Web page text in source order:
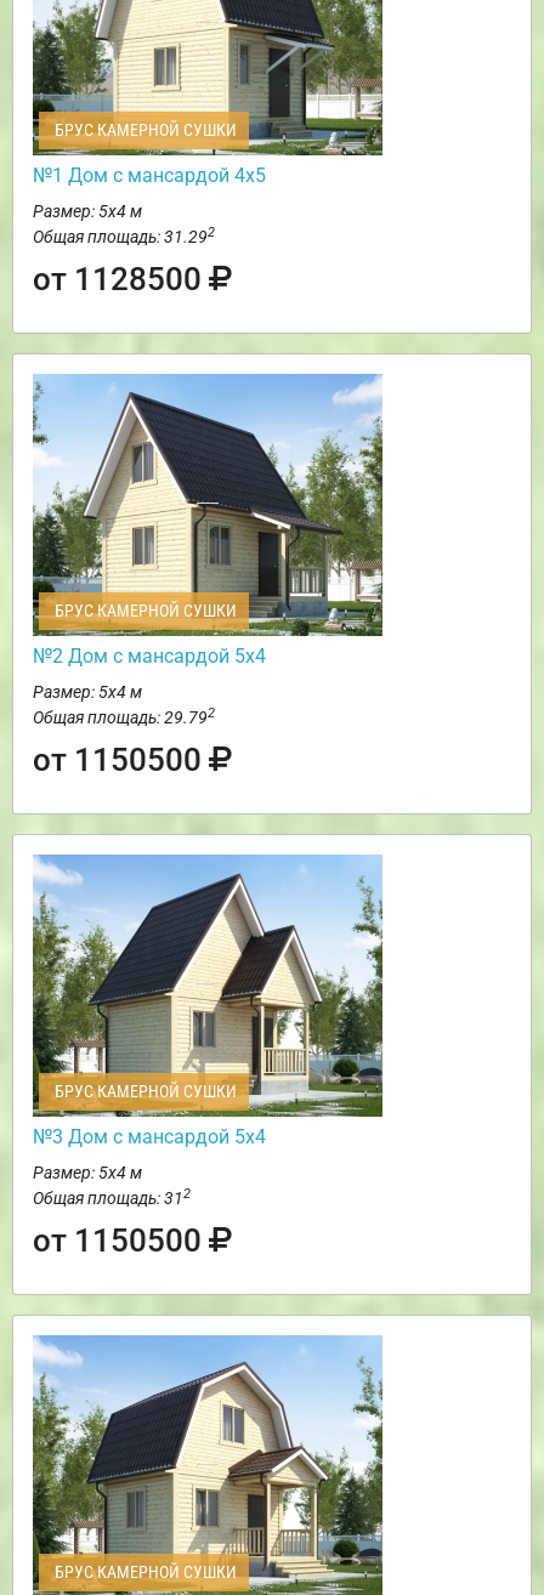
БРУС КАМЕРНОЙ СУШКИ
№1 Дом с мансардой 4х5
Размер: 5х4 м
Общая площадь: 31.292
от 1128500
БРУС КАМЕРНОЙ СУШКИ
№2 Дом с мансардой 5х4
Размер: 5х4 м
Общая площадь: 29.792
от 1150500
БРУС КАМЕРНОЙ СУШКИ
№3 Дом с мансардой 5х4
Размер: 5х4 м
Общая площадь: 312
от 1150500
БРУС КАМЕРНОЙ СУШКИ